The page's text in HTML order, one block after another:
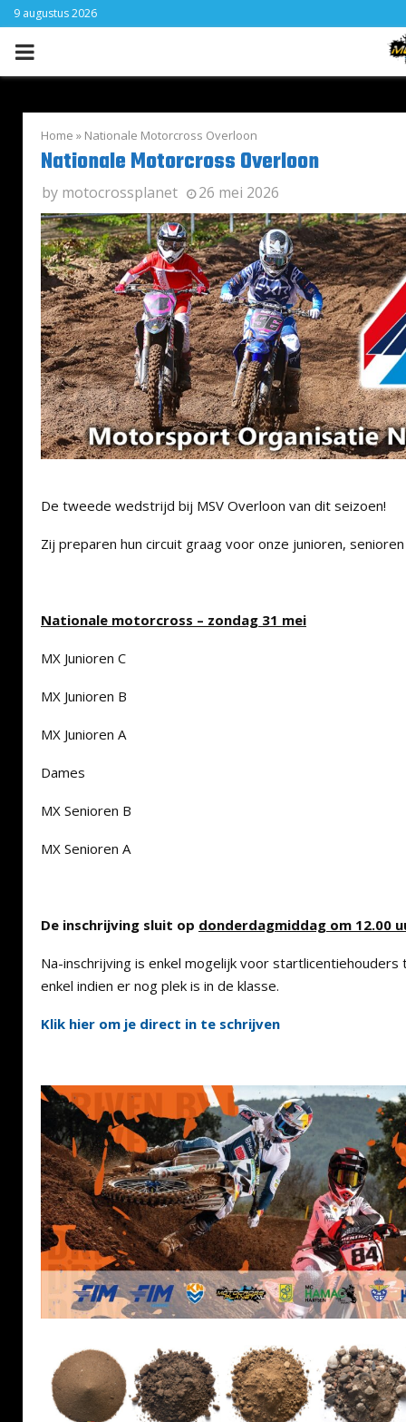
9 augustus 2026
PRIMARY
Home » Nationale Motorcross Overloon
Nationale Motorcross Overloon
by motocrossplanet 26 mei 2026
De tweede wedstrijd bij MSV Overloon van dit seizoen!
Zij preparen hun circuit graag voor onze junioren,
Nationale motorcross – zondag 31 mei
MX Junioren C
MX Junioren B
MX Junioren A
Dames
MX Senioren B
MX Senioren A
De inschrijving sluit op donderdagmiddag om 12.00
Na-inschrijving is enkel mogelijk voor
enkel indien er nog plek is in de klasse.
Klik hier om je direct in te schrijven